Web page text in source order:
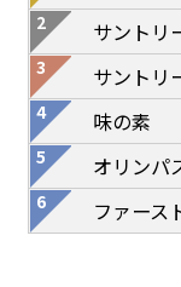
サントリ
サントリ
味の素
オリンパ
ファース